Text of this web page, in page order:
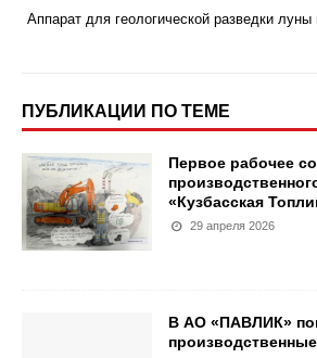
Аппарат для геологической разведки
ПУБЛИКАЦИИ ПО ТЕМЕ
Первое рабочее
«Кузбасская
29 апреля 2026
В АО «ПАВЛИК»